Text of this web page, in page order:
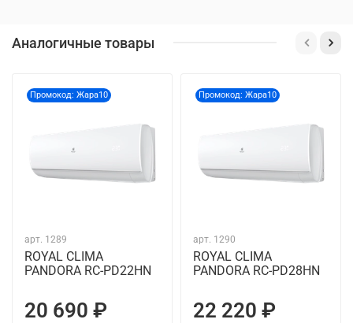
Аналогичные товары
Промокод: Жара10
арт. 1289
ROYAL CLIMA
PANDORA RC-PD22HN
20 690 ₽
Промокод: Жара10
арт. 1290
ROYAL CLIMA
PANDORA RC-PD28HN
22 220 ₽